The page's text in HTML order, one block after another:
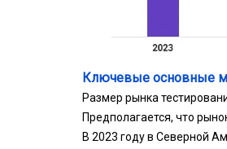
Ключевые основные
Размер рынка
Предполагается, что
В 2023 году в Северной